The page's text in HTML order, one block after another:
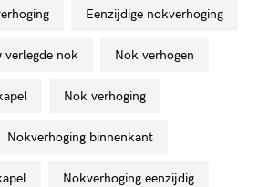
eenzijdige nokverhoging
verlegde nok nok verhogen
nok verhoging
nokverhoging binnenkant
nokverhoging eenzijdig